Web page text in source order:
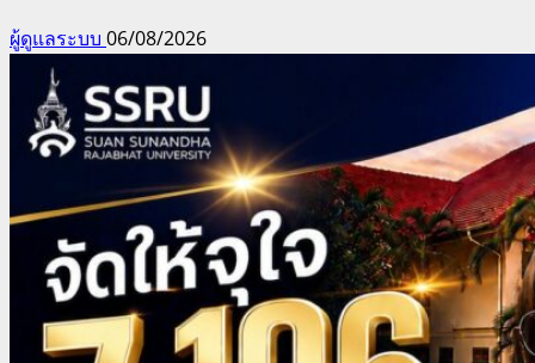
ผู้ดูแลระบบ 06/08/2026